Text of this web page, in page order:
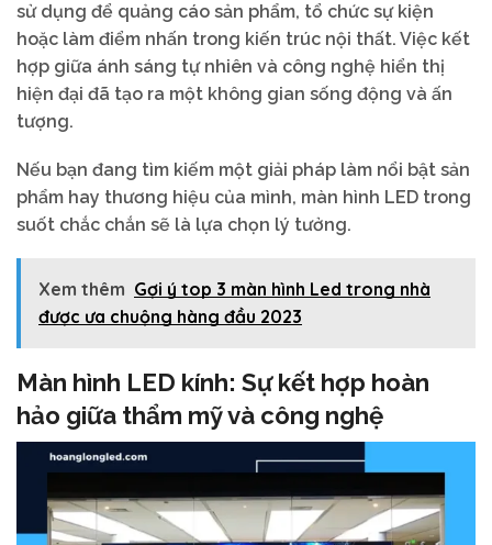
sử dụng để quảng cáo sản phẩm, tổ chức sự kiện
hoặc làm điểm nhấn trong kiến trúc nội thất. Việc kết
hợp giữa ánh sáng tự nhiên và công nghệ hiển thị
hiện đại đã tạo ra một không gian sống động và ấn
tượng.
Nếu bạn đang tìm kiếm một giải pháp làm nổi bật sản
phẩm hay thương hiệu của mình, màn hình LED trong
suốt chắc chắn sẽ là lựa chọn lý tưởng.
Xem thêm Gợi ý top 3 màn hình Led trong nhà
được ưa chuộng hàng đầu 2023
Màn hình LED kính: Sự kết hợp hoàn
hảo giữa thẩm mỹ và công nghệ